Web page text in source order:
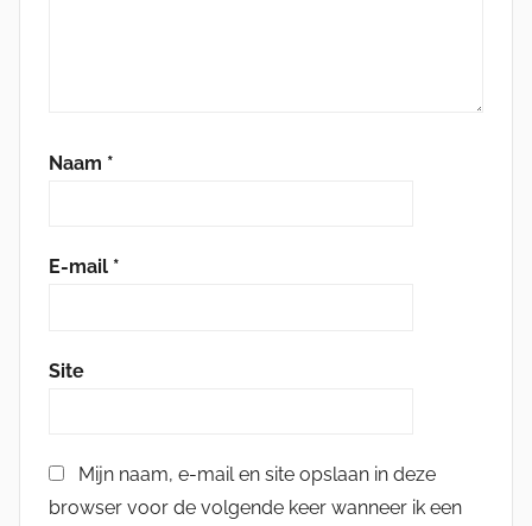
Naam *
E-mail *
Site
Mijn naam, e-mail en site opslaan in deze
browser voor de volgende keer wanneer ik een